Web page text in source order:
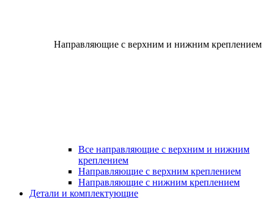
Направляющие с верхним и нижним креплением
Все направляющие с верхним и нижним
креплением
Направляющие с верхним креплением
Направляющие с нижним креплением
Детали и комплектующие